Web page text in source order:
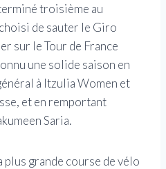
troisième au
de sauter le Giro
sur le Tour de France
une solide saison en
à Itzulia Women et
et en remportant
Saria.
plus grande course de vélo